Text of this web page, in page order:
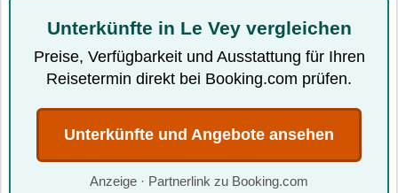
Unterkünfte in Le Vey vergleichen
Preise, Verfügbarkeit und Ausstattung für Ihren
Reisetermin direkt bei Booking.com prüfen.
Unterkünfte und Angebote ansehen
Anzeige · Partnerlink zu Booking.com